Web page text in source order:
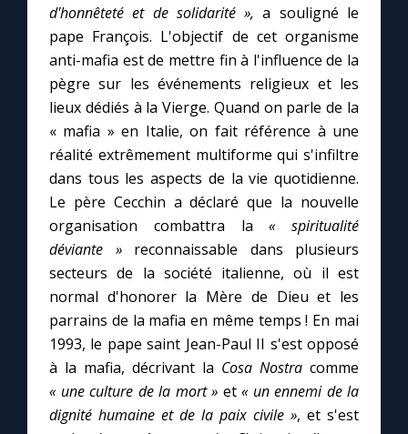
Marie qui défait les nœuds
Me consacrer à Jésus par Marie
Mes intentions de prière
Une Minute avec Marie
Une neuvaine
À la une
1000 Raisons de Croire
Chapelet pour le monde
d'honnêteté et de solidarité », a souligné le
pape François. L'objectif de cet organisme
anti-mafia est de mettre fin à l'influence de la
pègre sur les événements religieux et les
lieux dédiés à la Vierge. Quand on parle de la
« mafia » en Italie, on fait référence à une
réalité extrêmement multiforme qui s'infiltre
dans tous les aspects de la vie quotidienne.
Le père Cecchin a déclaré que la nouvelle
organisation combattra la« spiritualité
déviante »reconnaissable dans plusieurs
secteurs de la société italienne, où il est
normal d'honorer la Mère de Dieu et les
parrains de la mafia en même temps ! En mai
1993, le pape saint Jean-Paul II s'est opposé
à la mafia, décrivant la Cosa Nostra comme
« une culture de la mort » et « un ennemi de la
dignité humaine et de la paix civile », et s'est